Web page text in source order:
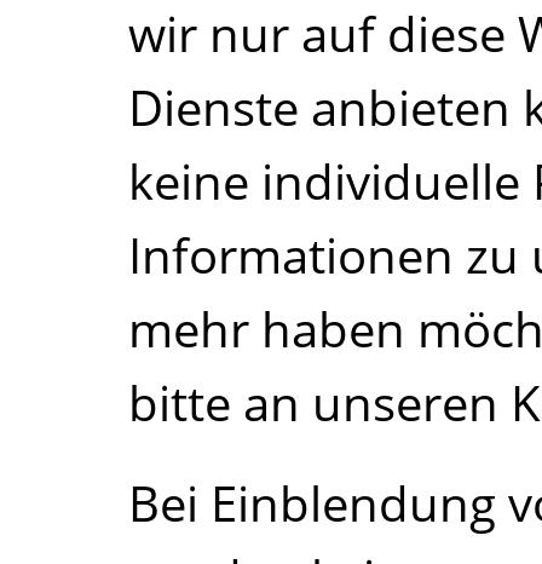
wir nur auf diese
Dienste anbieten
keine
Informationen zu
mehr haben
bitte an unseren
Bei Einblendung